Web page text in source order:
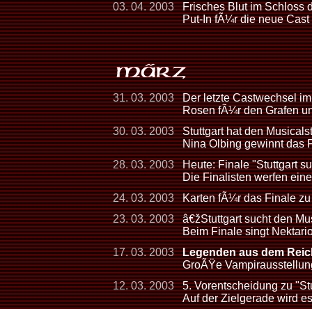
03. 04. 2003
Frisches Blut im Schloss
Put-In fÃ¼r die neue Cast
31. 03. 2003
Der letzte Castwechsel
Rosen fÃ¼r den Grafen
30. 03. 2003
Stuttgart hat den
Nina Olbing gewinnt das
28. 03. 2003
Heute: Finale "Stuttgart
Die Finalisten werfen
24. 03. 2003
Karten fÃ¼r das Finale
23. 03. 2003
â€žStuttgart sucht den
Beim Finale singt
17. 03. 2003
Legenden aus dem
GroÃŸe
12. 03. 2003
5. Vorentscheidung zu
Auf der Zielgerade wird